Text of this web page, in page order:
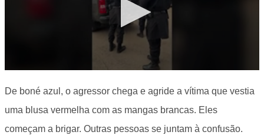
De boné azul, o agressor chega e agride a vítima que vestia
uma blusa vermelha com as mangas brancas. Eles
começam a brigar. Outras pessoas se juntam à confusão.